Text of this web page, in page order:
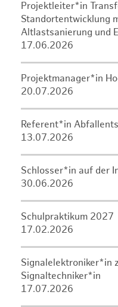
Projektleiter*in
Standortentwicklung
Altlastsanierung und
17.06.2026
Projektmanager*in
20.07.2026
Referent*in
13.07.2026
Schlosser*in auf der
30.06.2026
Schulpraktikum 2027
17.02.2026
Signalelektroniker*in
Signaltechniker*in
17.07.2026